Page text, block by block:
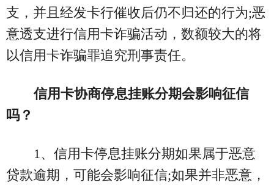
支，并且经发卡行催收后仍不归还的行为;恶
意透支进行信用卡诈骗活动，数额较大的将
以信用卡诈骗罪追究刑事责任。
信用卡协商停息挂账分期会影响征信
吗？
1、信用卡停息挂账分期如果属于恶意
贷款逾期，可能会影响征信;如果并非恶意，